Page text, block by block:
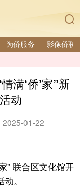
为侨服务 影像侨联
满‘侨’家”新
动
01-22
联合区文化馆开
。